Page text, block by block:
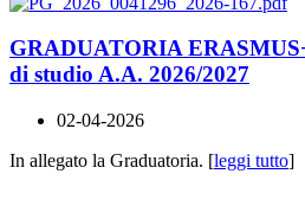
GRADUATORIA
di studio A.A. 2026/2027
02-04-2026
In allegato la Graduatoria. [leggi tutto]